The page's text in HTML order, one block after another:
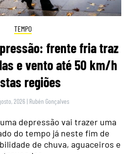
TEMPO
frente fria traz
e vento até 50 km/h
regiões
2026 | Rubén Gonçalves
depressão vai trazer uma
do tempo já neste fim de
de chuva, aguaceiros e